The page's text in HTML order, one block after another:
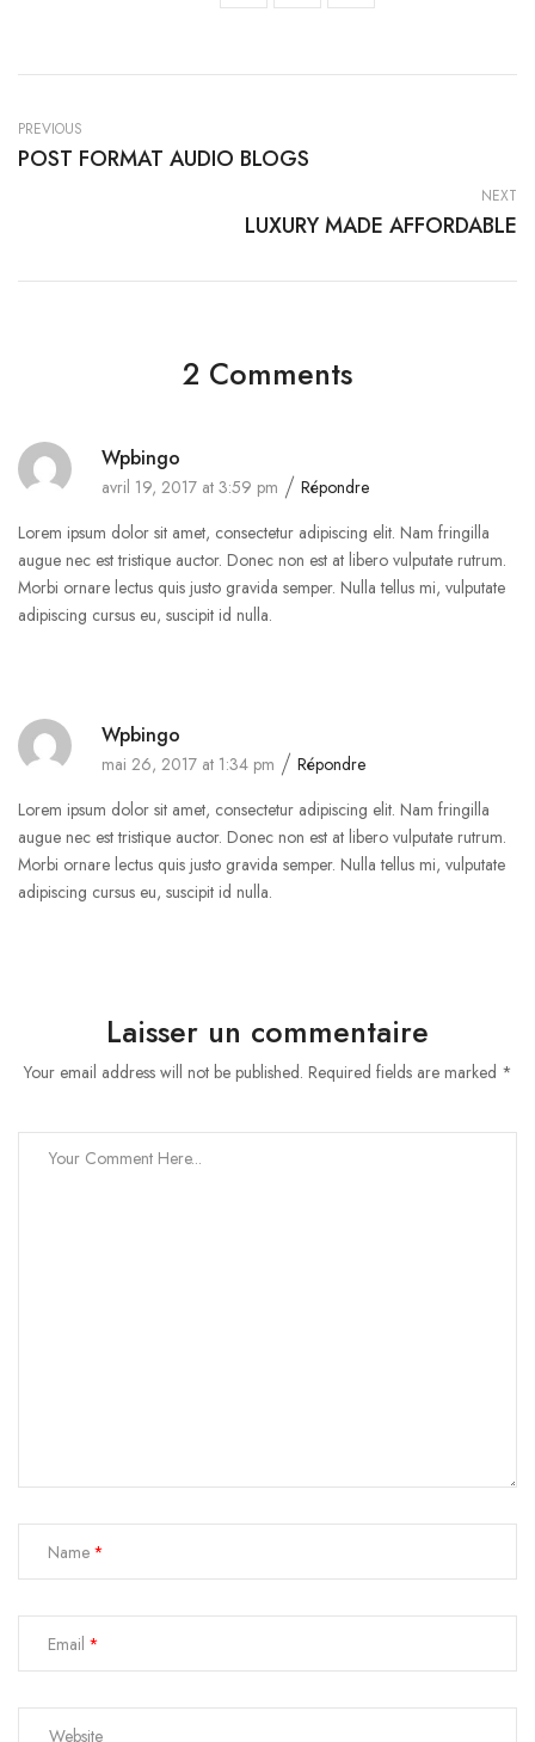
PREVIOUS
POST FORMAT AUDIO BLOGS
NEXT
LUXURY MADE AFFORDABLE
2 Comments
Wpbingo
avril 19, 2017 at 3:59 pm
Répondre
Lorem ipsum dolor sit amet, consectetur adipiscing elit. Nam fringilla
augue nec est tristique auctor. Donec non est at libero vulputate rutrum.
Morbi ornare lectus quis justo gravida semper. Nulla tellus mi, vulputate
adipiscing cursus eu, suscipit id nulla.
Wpbingo
mai 26, 2017 at 1:34 pm
Répondre
Lorem ipsum dolor sit amet, consectetur adipiscing elit. Nam fringilla
augue nec est tristique auctor. Donec non est at libero vulputate rutrum.
Morbi ornare lectus quis justo gravida semper. Nulla tellus mi, vulputate
adipiscing cursus eu, suscipit id nulla.
Laisser un commentaire
Your email address will not be published. Required fields are marked *
Name
Email